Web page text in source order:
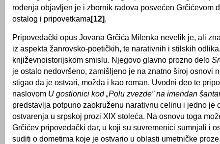
rođenja objavljen je i zbornik radova posvećen Grčićevom
ostalog i pripovetkama[12].
Pripovedački opus Jovana Grčića Milenka nevelik je, ali
iz aspekta žanrovsko-poetičkih, te narativnih i stilskih
književnoistorijskom smislu. Njegovo glavno prozno delo
je ostalo nedovršeno, zamišljeno je na znatno široj osnovi
stigao da je ostvari, možda i kao roman. Uvodni deo te
naslovom U gostionici kod „Polu zvezde” na imendan
predstavlja potpuno zaokruženu narativnu celinu i jedno je
ostvarenja u srpskoj prozi XIX stoleća. Na osnovu toga
Grčićev pripovedački dar, u koji su suvremenici sumnjali i
suditi o dometima koje je ostvario u oblasti umetničke